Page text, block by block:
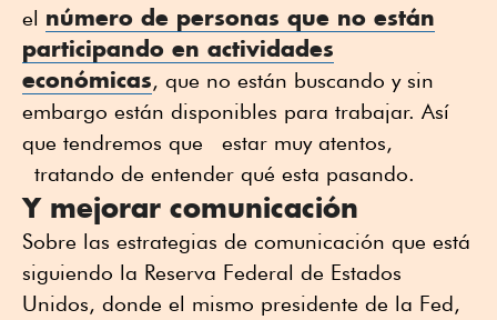
el número de personas que no están
participando en actividades
económicas, que no están buscando y sin
embargo están disponibles para trabajar. Así
que tendremos que estar muy atentos,
tratando de entender qué esta pasando.
Y mejorar comunicación
Sobre las estrategias de comunicación que está
siguiendo la Reserva Federal de Estados
Unidos, donde el mismo presidente de la Fed,